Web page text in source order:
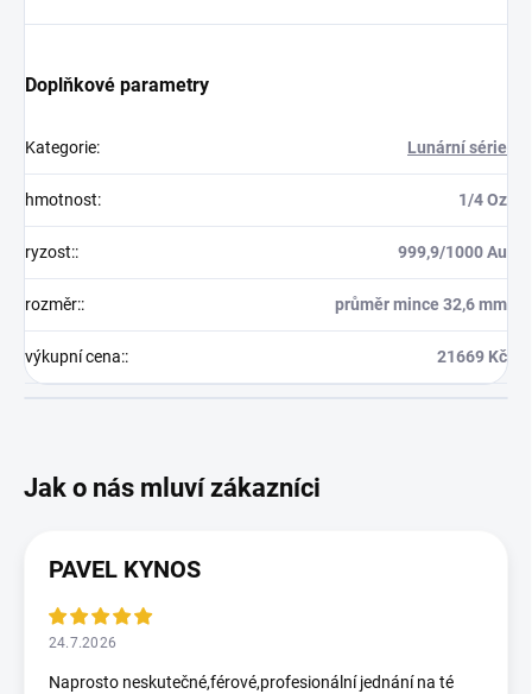
Doplňkové parametry
Kategorie: Lunární série
hmotnost: 1/4 Oz
ryzost:: 999,9/1000 Au
rozměr:: průměr mince 32,6 mm
výkupní cena:: 21669 Kč
PAVEL KYNOS
24.7.2026
Naprosto neskutečné,férové,profesionální jednání na té